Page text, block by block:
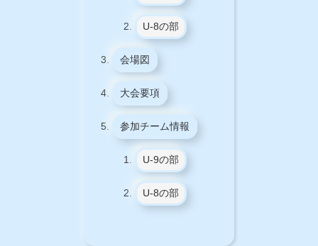
U-8の部
会場図
大会要項
参加チーム情報
U-9の部
U-8の部